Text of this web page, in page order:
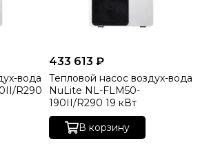
вода
R290
433 613 ₽
Тепловой насос воздух-вода
NuLite NL-FLM50-
190II/R290 19 кВт
В корзину